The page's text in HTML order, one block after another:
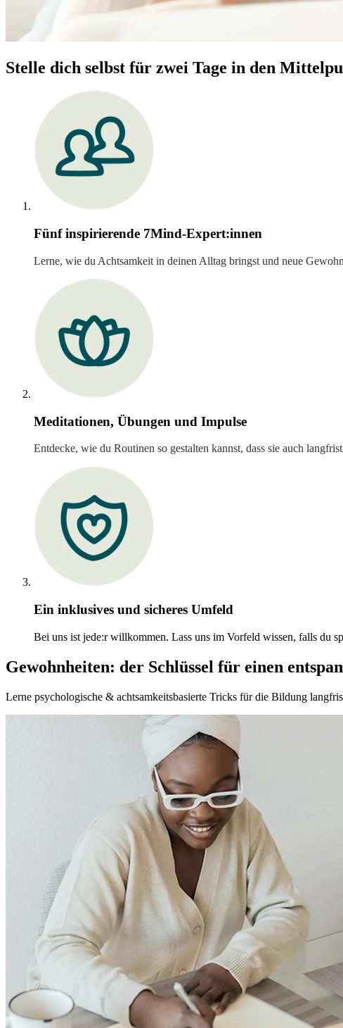
Stelle dich selbst für zwei Tage in den
Fünf inspirierende 7Mind-Expert:innen
Lerne, wie du Achtsamkeit in deinen Alltag bringst und neue
Meditationen, Übungen und Impulse
Entdecke, wie du Routinen so gestalten kannst, dass sie auch
Ein inklusives und sicheres Umfeld
Bei uns ist jede:r willkommen. Lass uns im Vorfeld wissen, falls du
Gewohnheiten: der Schlüssel für einen
Lerne psychologische & achtsamkeitsbasierte Tricks für die Bildung